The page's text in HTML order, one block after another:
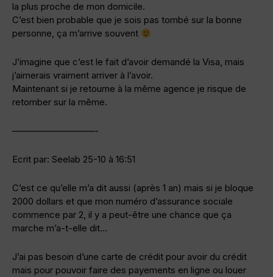
la plus proche de mon domicile.
C’est bien probable que je sois pas tombé sur la bonne
personne, ça m’arrive souvent
J’imagine que c’est le fait d’avoir demandé la Visa, mais
j’aimerais vraiment arriver à l’avoir.
Maintenant si je retourne à la même agence je risque de
retomber sur la même.
—————————-
Ecrit par: Seelab 25-10 à 16:51
C’est ce qu’elle m’a dit aussi (après 1 an) mais si je bloque
2000 dollars et que mon numéro d’assurance sociale
commence par 2, il y a peut-être une chance que ça
marche m’a-t-elle dit…
J’ai pas besoin d’une carte de crédit pour avoir du crédit
mais pour pouvoir faire des payements en ligne ou louer